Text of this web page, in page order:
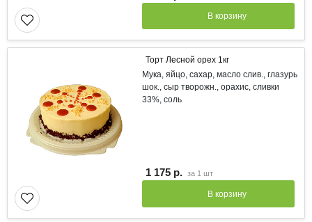
В корзину
Торт Лесной орех 1кг
Мука, яйцо, сахар, масло слив., глазурь
шок., сыр творожн., орахис, сливки
33%, соль
1 175 р. за 1 шт
В корзину